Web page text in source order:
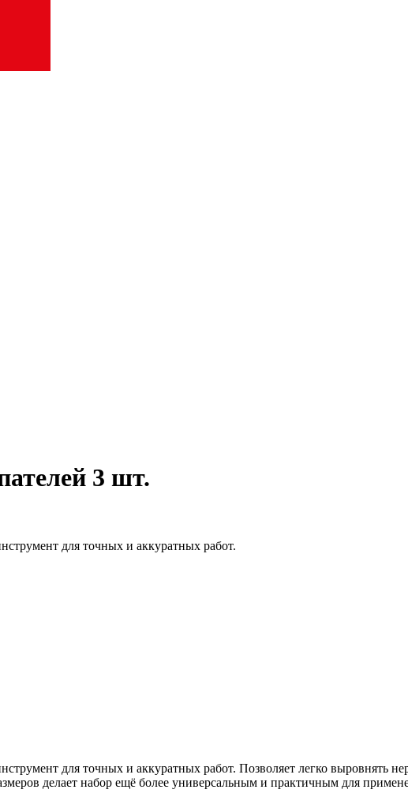
3 шт.
для точных и аккуратных работ.
для точных и аккуратных работ. Позволяет легко выровнять
делает набор ещё более универсальным и практичным для